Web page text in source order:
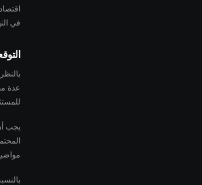
في
عدة
يجب